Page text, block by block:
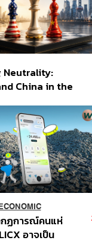
Neutrality:
China in the
กฏการณ์คนแห่
อาจเป็น